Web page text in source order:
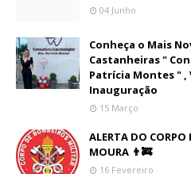
04 Junho
Conheça o Mais
Castanheiras "
Patrícia Montes " ,
Inauguração
15 Março
ALERTA DO CORPO
MOURA 👨‍🚒
16 Fevereiro